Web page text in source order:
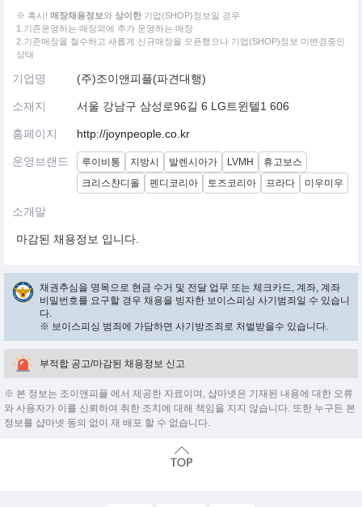
※ 혹시! 매장채용정보와 상이한 기업(SHOP)정보일 경우
1.기존운영하는 매장외에 추가 운영하는 매장
2.기존매장을 철수하고 새롭게 신규매장을 오픈했으나 기업(SHOP)정보 미변경중인
상태
기업명 (주)조이앤피플(파견대행)
소재지 서울 강남구 삼성로96길 6 LG트윈텔1 606
홈페이지 http://joynpeople.co.kr
운영브랜드 루이비통 지방시 발렌시아가 LVMH
휴고보스
크리스챤디올
펜디코리아 토즈코리아 프라다 미우미우
소개말
마감된 채용정보 입니다.
채권추심을 명목으로 현금 수거 및 전달 업무 또는 체크카드, 계좌, 계좌
비밀번호를 요구할 경우 채용을 빙자한 보이스피싱 사기범죄일 수 있습니
다.
※ 보이스피싱 범죄에 가담하면 사기방조죄로 처벌받을수 있습니다.
부적합 공고/마감된 채용정보 신고
※ 본 정보는 조이앤피플 에서 제공한 자료이며, 샵마넷은 기재된 내용에 대한 오류
와 사용자가 이를 신뢰하여 취한 조치에 대해 책임을 지지 않습니다. 또한 누구든 본
정보를 샵마넷 동의 없이 재 배포 할 수 없습니다.